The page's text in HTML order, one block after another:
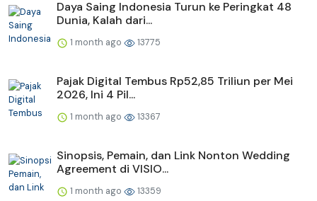
Daya Saing Indonesia Turun ke Peringkat 48
Dunia, Kalah dari...
1 month ago 13775
Pajak Digital Tembus Rp52,85 Triliun per Mei
2026, Ini 4 Pil...
1 month ago 13367
Sinopsis, Pemain, dan Link Nonton Wedding
Agreement di VISIO...
1 month ago 13359